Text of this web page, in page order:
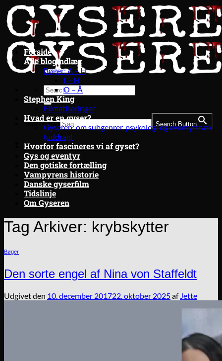
Fortsæt
til
indhold
Search for: Search Button
Forside
Alle blogindlæg
Bøger: A – H
I – N
O – Å
Stephen King
Filmatiseringer
Hvad er en gyser?
Gyseren: om subgenrer, psykologi og eventyrtræk
(uddrag)
Hvorfor fascineres vi af gyset?
Gys og eventyr
Den gotiske fortælling
Vampyrens historie
Danske gyserfilm
Tidslinje
Om Gyseren
Tag Arkiver: krybskytter
Bøger
Den sorte engel af Nina von Staffeldt
Udgivet den 10. december 201722. oktober 2025af Jette